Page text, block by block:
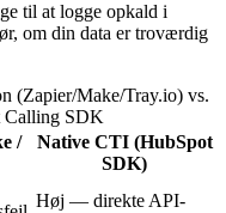
til at logge opkald i
om din data er troværdig
(Zapier/Make/Tray.io) vs.
Calling SDK
/
Native CTI (HubSpot
SDK)
Høj — direkte API-